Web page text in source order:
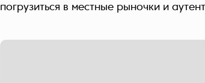
погрузиться в местные рыночки и